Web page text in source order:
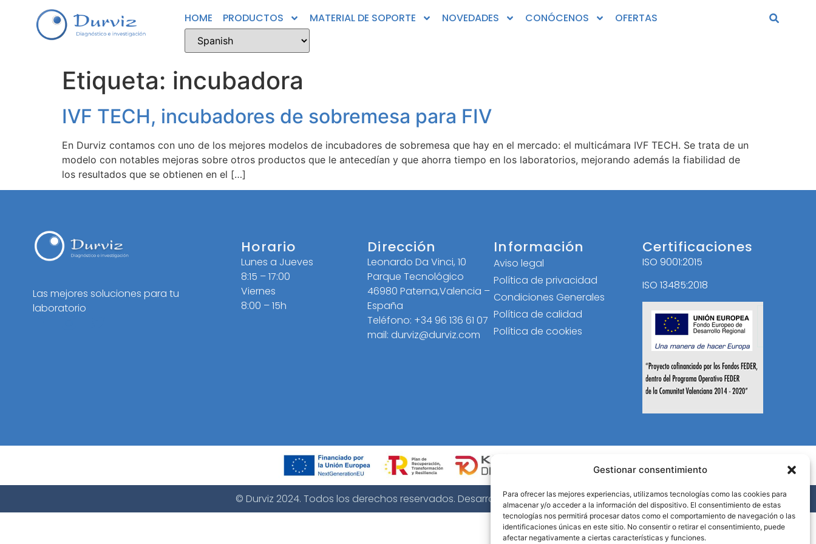
Gestionar consentimiento
Para ofrecer las mejores experiencias, utilizamos tecnologías como las cookies para
almacenar y/o acceder a la información del dispositivo. El consentimiento de estas
tecnologías nos permitirá procesar datos como el comportamiento de navegación o las
identificaciones únicas en este sitio. No consentir o retirar el consentimiento, puede
afectar negativamente a ciertas características y funciones.
HOME PRODUCTOS MATERIAL DE SOPORTE NOVEDADES CONÓCENOS OFERTAS
Etiqueta: incubadora
IVF TECH, incubadores de sobremesa para FIV
En Durviz contamos con uno de los mejores modelos de incubadores de sobremesa que hay en el mercado: el multicámara IVF TECH. Se trata de un
modelo con notables mejoras sobre otros productos que le antecedían y que ahorra tiempo en los laboratorios, mejorando además la fiabilidad de
los resultados que se obtienen en el […]
Las mejores soluciones para tu
laboratorio
Horario
Lunes a Jueves
8:15 – 17:00
Viernes
8:00 – 15h
Dirección
Leonardo Da Vinci, 10
Parque Tecnológico
46980 Paterna,Valencia –
España
Teléfono: +34 96 136 61 07
mail: durviz@durviz.com
Información
Aviso legal
Política de privacidad
Condiciones Generales
Política de calidad
Política de cookies
Certificaciones
ISO 9001:2015
ISO 13485:2018
© Durviz 2024. Todos los derechos reservados. Desarrollo webB2B Activa.